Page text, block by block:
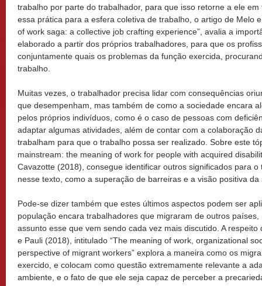
trabalho por parte do trabalhador, para que isso retorne a ele
essa prática para a esfera coletiva de trabalho, o artigo de Melo
of work saga: a collective job crafting experience”, avalia a
elaborado a partir dos próprios trabalhadores, para que os
conjuntamente quais os problemas da função exercida,
trabalho.
Muitas vezes, o trabalhador precisa lidar com consequências
que desempenham, mas também de como a sociedade encara
pelos próprios indivíduos, como é o caso de pessoas com
adaptar algumas atividades, além de contar com a colaboração
trabalham para que o trabalho possa ser realizado. Sobre este
mainstream: the meaning of work for people with acquired
Cavazotte (2018), consegue identificar outros significados para
nesse texto, como a superação de barreiras e a visão positiva da
Pode-se dizer também que estes últimos aspectos podem ser
população encara trabalhadores que migraram de outros
assunto esse que vem sendo cada vez mais discutido. A
e Pauli (2018), intitulado “The meaning of work, organizational
perspective of migrant workers” explora a maneira como os
exercido, e colocam como questão extremamente relevante a
ambiente, e o fato de que ele seja capaz de perceber a